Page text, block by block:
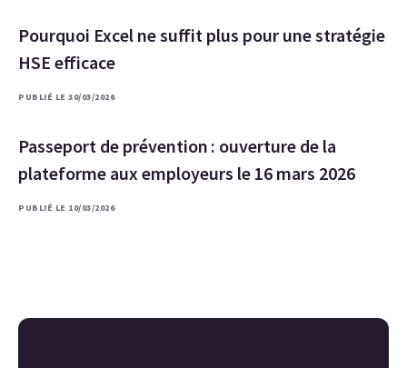
Pourquoi Excel ne suffit plus pour une stratégie
HSE efficace
PUBLIÉ LE 30/03/2026
Passeport de prévention : ouverture de la
plateforme aux employeurs le 16 mars 2026
PUBLIÉ LE 10/03/2026